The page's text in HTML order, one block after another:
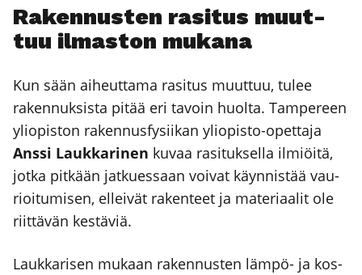
Raken­nus­ten rasi­tus muut­
tuu ilmas­ton muka­na
Kun sään aiheut­ta­ma rasi­tus muut­tuu, tulee
raken­nuk­sis­ta pitää eri tavoin huol­ta. Tam­pe­reen
yli­opis­ton raken­nus­fy­sii­kan yli­opis­to-opet­ta­ja
Ans­si Lauk­ka­ri­nen kuvaa rasi­tuk­sel­la ilmiöi­tä,
jot­ka pit­kään jat­kues­saan voi­vat käyn­nis­tää vau­
rioi­tu­mi­sen, ellei­vät raken­teet ja mate­ri­aa­lit ole
riit­tä­vän kes­tä­viä.
Lauk­ka­ri­sen mukaan raken­nus­ten läm­pö- ja kos­